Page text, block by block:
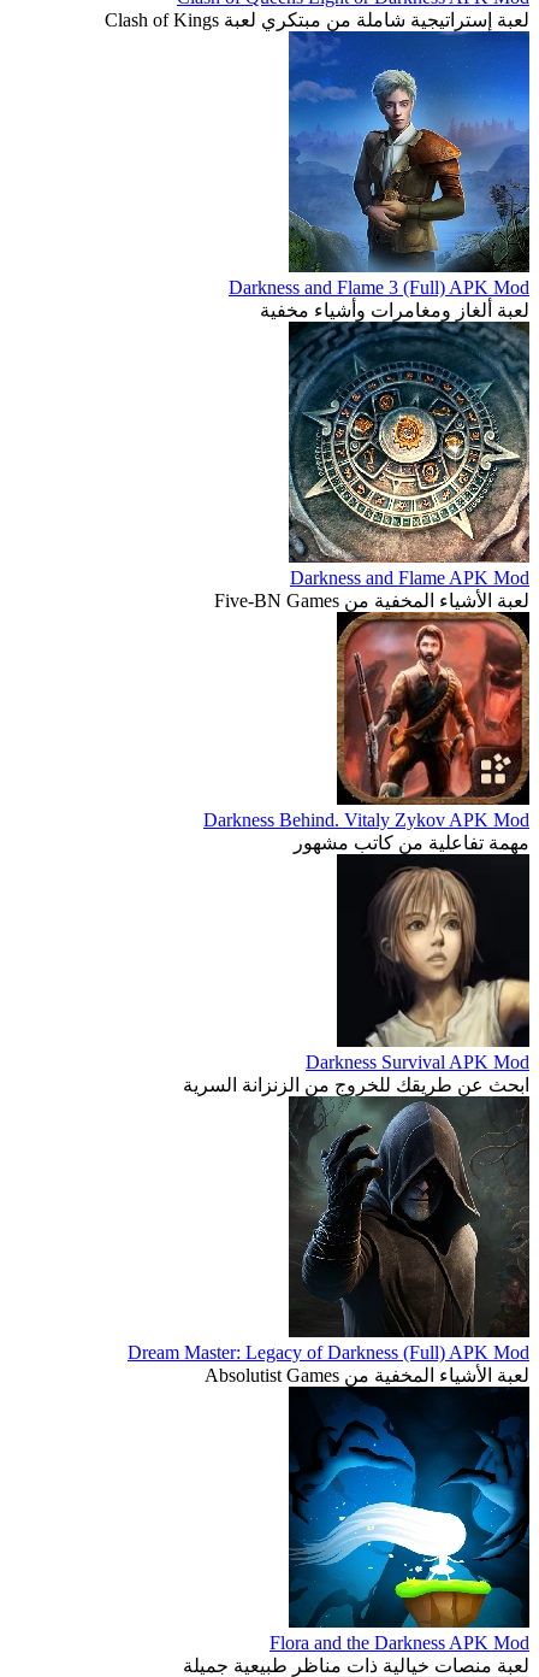
لعبة إستراتيجية شاملة من مبتكري لعبة Clash of Kings
Darkness and Flame 3 (Full) APK Mod
لعبة ألغاز ومغامرات وأشياء مخفية
Darkness and Flame APK Mod
لعبة الأشياء المخفية من Five-BN Games
Darkness Behind. Vitaly Zykov APK Mod
مهمة تفاعلية من كاتب مشهور
Darkness Survival APK Mod
ابحث عن طريقك للخروج من الزنزانة السرية
Dream Master: Legacy of Darkness (Full) APK Mod
لعبة الأشياء المخفية من Absolutist Games
Flora and the Darkness APK Mod
لعبة منصات خيالية ذات مناظر طبيعية جميلة